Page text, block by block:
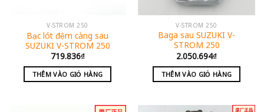
V-STROM 250
Bạc lót đệm càng sau
SUZUKI V-STROM 250
719.836₫
THÊM VÀO GIỎ HÀNG
V-STROM 250
Baga sau SUZUKI V-
STROM 250
2.050.694₫
THÊM VÀO GIỎ HÀNG